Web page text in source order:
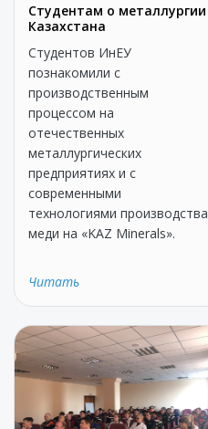
Студентам о металлургии
Казахстана
Студентов ИнЕУ
познакомили с
производственным
процессом на
отечественных
металлургических
предприятиях и с
современными
технологиями производства
меди на «KAZ Minerals».
Читать